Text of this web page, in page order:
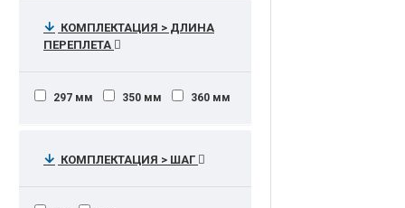
КОМПЛЕКТАЦИЯ > ДЛИНА
ПЕРЕПЛЕТА
297 мм 350 мм 360 мм
КОМПЛЕКТАЦИЯ > ШАГ